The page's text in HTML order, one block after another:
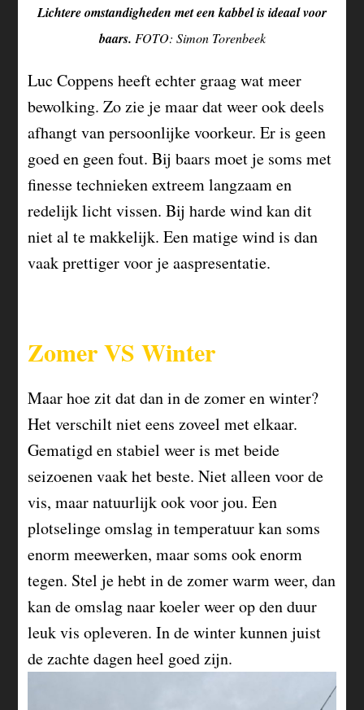
Lichtere omstandigheden met een kabbel is ideaal voor
baars. FOTO: Simon Torenbeek
Luc Coppens heeft echter graag wat meer
bewolking. Zo zie je maar dat weer ook deels
afhangt van persoonlijke voorkeur. Er is geen
goed en geen fout. Bij baars moet je soms met
finesse technieken extreem langzaam en
redelijk licht vissen. Bij harde wind kan dit
niet al te makkelijk. Een matige wind is dan
vaak prettiger voor je aaspresentatie.
Zomer VS Winter
Maar hoe zit dat dan in de zomer en winter?
Het verschilt niet eens zoveel met elkaar.
Gematigd en stabiel weer is met beide
seizoenen vaak het beste. Niet alleen voor de
vis, maar natuurlijk ook voor jou. Een
plotselinge omslag in temperatuur kan soms
enorm meewerken, maar soms ook enorm
tegen. Stel je hebt in de zomer warm weer, dan
kan de omslag naar koeler weer op den duur
leuk vis opleveren. In de winter kunnen juist
de zachte dagen heel goed zijn.